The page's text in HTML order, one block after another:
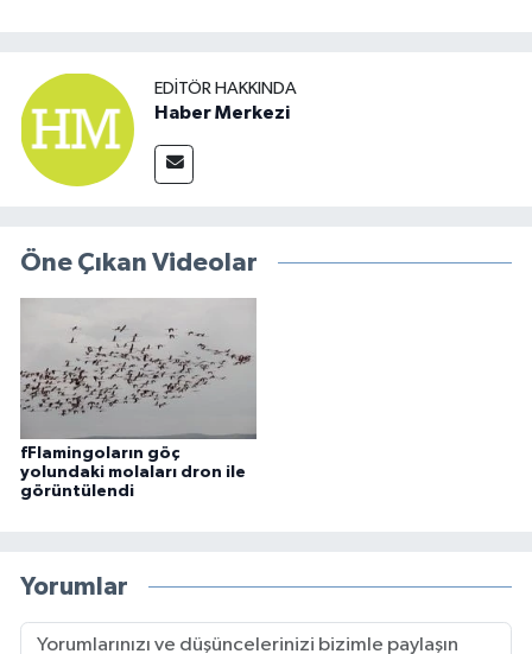
EDITÖR HAKKINDA
Haber Merkezi
Öne Çıkan Videolar
fFlamingoların göç
yolundaki molaları dron ile
görüntülendi
Yorumlar